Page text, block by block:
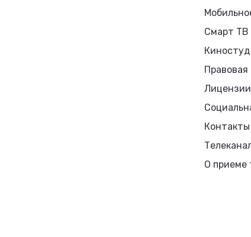
Смарт ТВ
Лицензии
Контакты
О приеме